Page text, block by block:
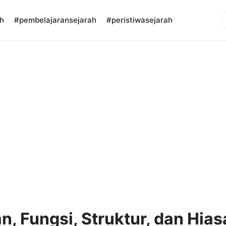
#pembelajaransejarah #peristiwasejarah
Fungsi, Struktur, dan